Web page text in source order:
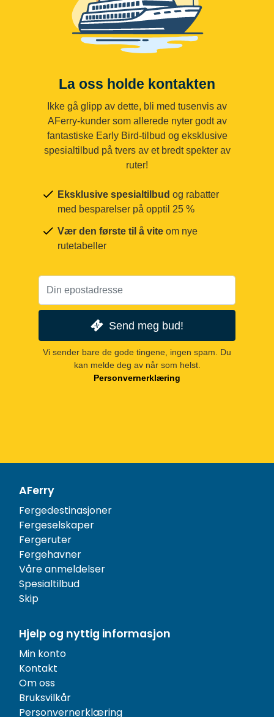
La oss holde kontakten
Ikke gå glipp av dette, bli med tusenvis av
AFerry-kunder som allerede nyter godt av
fantastiske Early Bird-tilbud og eksklusive
spesialtilbud på tvers av et bredt spekter av
ruter!
Eksklusive spesialtilbud og rabatter
med besparelser på opptil 25 %
Vær den første til å vite om nye
rutetabeller
Send meg bud!
Vi sender bare de gode tingene, ingen spam. Du
kan melde deg av når som helst.
Personvernerklæring
AFerry
Fergedestinasjoner
Fergeselskaper
Fergeruter
Fergehavner
Våre anmeldelser
Spesialtilbud
Skip
Hjelp og nyttig informasjon
Min konto
Kontakt
Om oss
Bruksvilkår
Personvernerklæring